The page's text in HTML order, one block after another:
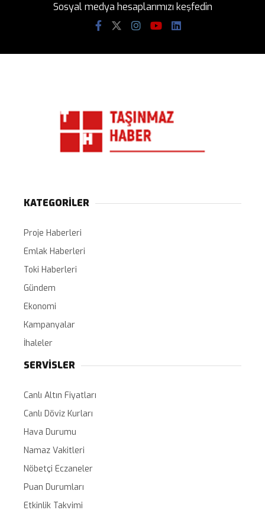
Sosyal medya hesaplarımızı keşfedin
KATEGORİLER
Proje Haberleri
Emlak Haberleri
Toki Haberleri
Gündem
Ekonomi
Kampanyalar
İhaleler
SERVİSLER
Canlı Altın Fiyatları
Canlı Döviz Kurları
Hava Durumu
Namaz Vakitleri
Nöbetçi Eczaneler
Puan Durumları
Etkinlik Takvimi